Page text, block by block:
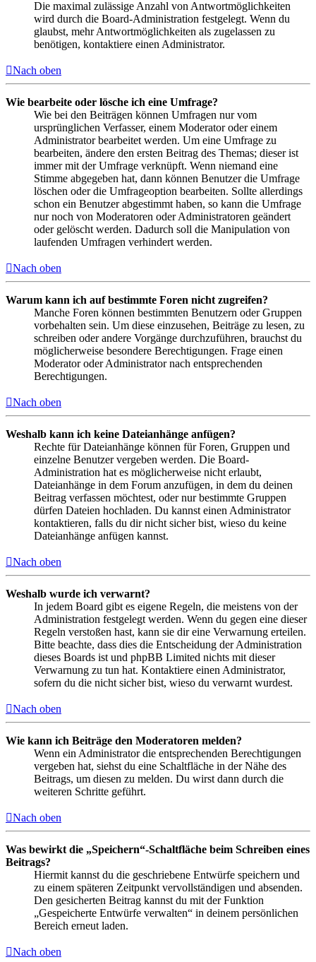
Die maximal zulässige Anzahl von Antwortmöglichkeiten
wird durch die Board-Administration festgelegt. Wenn du
glaubst, mehr Antwortmöglichkeiten als zugelassen zu
benötigen, kontaktiere einen Administrator.
Nach oben
Wie bearbeite oder lösche ich eine Umfrage?
Wie bei den Beiträgen können Umfragen nur vom
ursprünglichen Verfasser, einem Moderator oder einem
Administrator bearbeitet werden. Um eine Umfrage zu
bearbeiten, ändere den ersten Beitrag des Themas; dieser ist
immer mit der Umfrage verknüpft. Wenn niemand eine
Stimme abgegeben hat, dann können Benutzer die Umfrage
löschen oder die Umfrageoption bearbeiten. Sollte allerdings
schon ein Benutzer abgestimmt haben, so kann die Umfrage
nur noch von Moderatoren oder Administratoren geändert
oder gelöscht werden. Dadurch soll die Manipulation von
laufenden Umfragen verhindert werden.
Nach oben
Warum kann ich auf bestimmte Foren nicht zugreifen?
Manche Foren können bestimmten Benutzern oder Gruppen
vorbehalten sein. Um diese einzusehen, Beiträge zu lesen, zu
schreiben oder andere Vorgänge durchzuführen, brauchst du
möglicherweise besondere Berechtigungen. Frage einen
Moderator oder Administrator nach entsprechenden
Berechtigungen.
Nach oben
Weshalb kann ich keine Dateianhänge anfügen?
Rechte für Dateianhänge können für Foren, Gruppen und
einzelne Benutzer vergeben werden. Die Board-
Administration hat es möglicherweise nicht erlaubt,
Dateianhänge in dem Forum anzufügen, in dem du deinen
Beitrag verfassen möchtest, oder nur bestimmte Gruppen
dürfen Dateien hochladen. Du kannst einen Administrator
kontaktieren, falls du dir nicht sicher bist, wieso du keine
Dateianhänge anfügen kannst.
Nach oben
Weshalb wurde ich verwarnt?
In jedem Board gibt es eigene Regeln, die meistens von der
Administration festgelegt werden. Wenn du gegen eine dieser
Regeln verstoßen hast, kann sie dir eine Verwarnung erteilen.
Bitte beachte, dass dies die Entscheidung der Administration
dieses Boards ist und phpBB Limited nichts mit dieser
Verwarnung zu tun hat. Kontaktiere einen Administrator,
sofern du die nicht sicher bist, wieso du verwarnt wurdest.
Nach oben
Wie kann ich Beiträge den Moderatoren melden?
Wenn ein Administrator die entsprechenden Berechtigungen
vergeben hat, siehst du eine Schaltfläche in der Nähe des
Beitrags, um diesen zu melden. Du wirst dann durch die
weiteren Schritte geführt.
Nach oben
Was bewirkt die „Speichern“-Schaltfläche beim Schreiben eines
Beitrags?
Hiermit kannst du die geschriebene Entwürfe speichern und
zu einem späteren Zeitpunkt vervollständigen und absenden.
Den gesicherten Beitrag kannst du mit der Funktion
„Gespeicherte Entwürfe verwalten“ in deinem persönlichen
Bereich erneut laden.
Nach oben